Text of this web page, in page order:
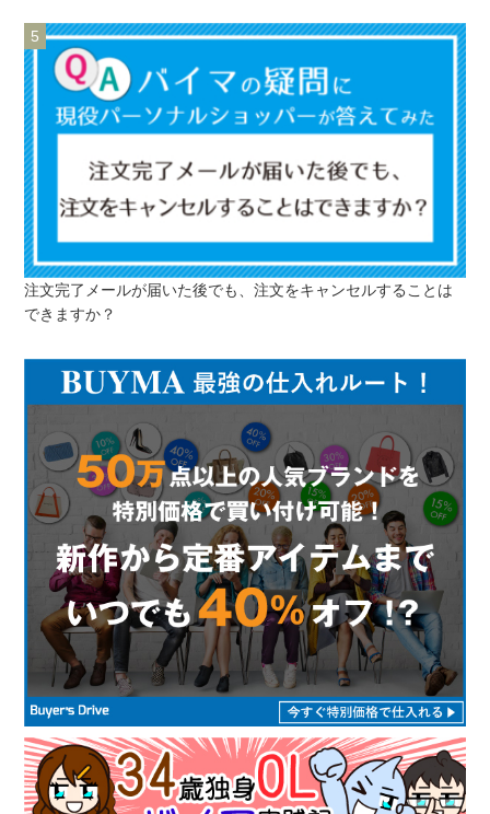
注文完了メールが届いた後でも、注文をキャンセルすることは
できますか？